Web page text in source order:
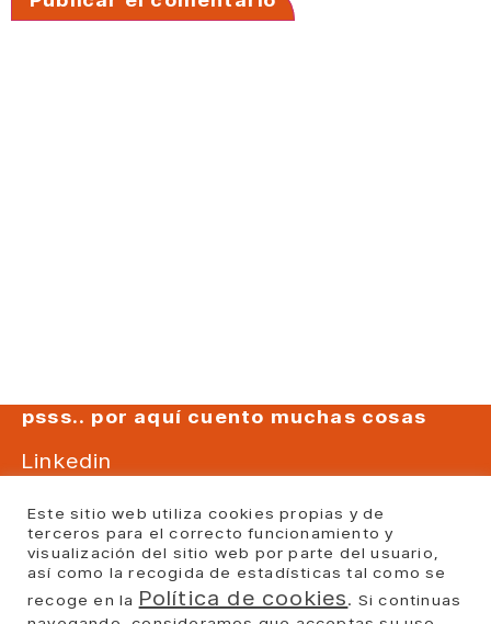
psss.. por aquí cuento muchas cosas
Linkedin
Youtube
Facebook
Politica Privacidad Politica cookies
Este sitio web utiliza cookies propias y de
terceros para el correcto funcionamiento y
visualización del sitio web por parte del usuario,
así como la recogida de estadísticas tal como se
recoge en la Política de cookies. Si continuas